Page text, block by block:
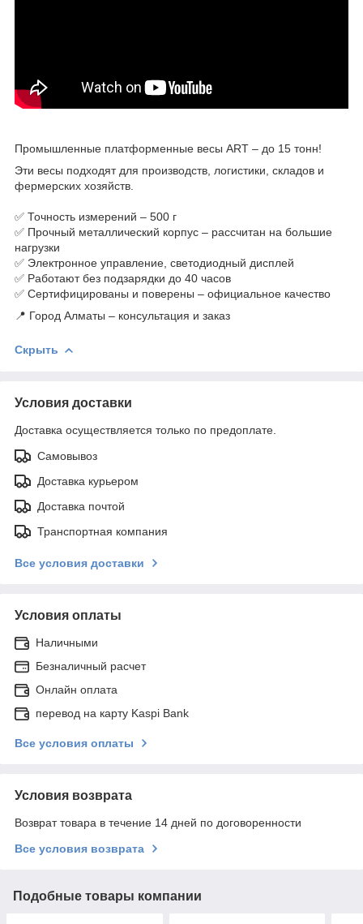
Промышленные платформенные весы ART – до 15 тонн!
Эти весы подходят для производств, логистики, складов и
фермерских хозяйств.
✅ Точность измерений – 500 г
✅ Прочный металлический корпус – рассчитан на большие
нагрузки
✅ Электронное управление, светодиодный дисплей
✅ Работают без подзарядки до 40 часов
✅ Сертифицированы и поверены – официальное качество
📍 Город Алматы – консультация и заказ
Скрыть
Условия доставки
Доставка осуществляется только по предоплате.
Самовывоз
Доставка курьером
Доставка почтой
Транспортная компания
Все условия доставки
Условия оплаты
Наличными
Безналичный расчет
Онлайн оплата
перевод на карту Kaspi Bank
Все условия оплаты
Условия возврата
Возврат товара в течение 14 дней по договоренности
Все условия возврата
Подобные товары компании